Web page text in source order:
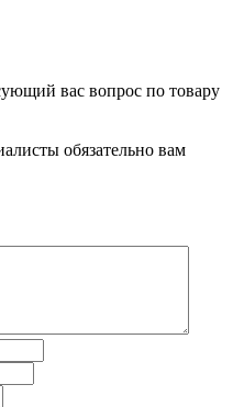
вас вопрос по товару
обязательно вам